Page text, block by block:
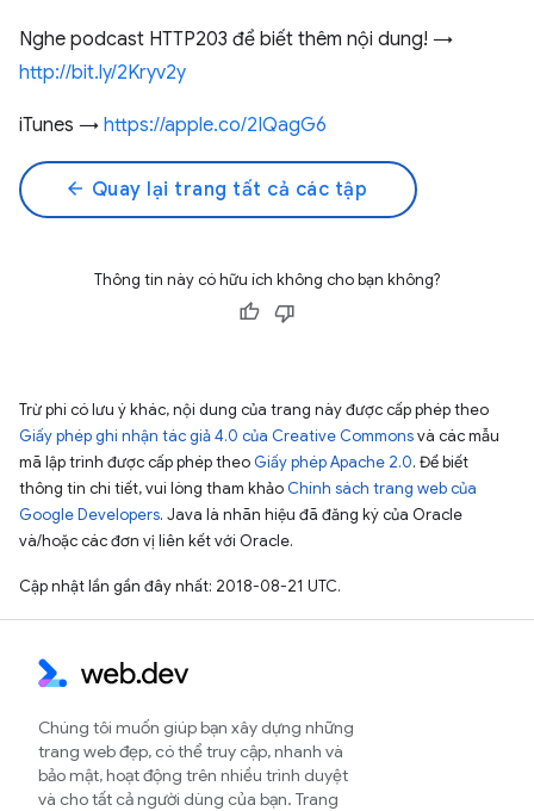
Nghe podcast HTTP203 để biết thêm nội dung! →
http://bit.ly/2Kryv2y
iTunes → https://apple.co/2IQagG6
arrow_back Quay lại trang tất cả các tập
Thông tin này có hữu ích không cho bạn không?
Trừ phi có lưu ý khác, nội dung của trang này được cấp phép theo
Giấy phép ghi nhận tác giả 4.0 của Creative Commonsvà các mẫu
mã lập trình được cấp phép theo Giấy phép Apache 2.0. Để biết
thông tin chi tiết, vui lòng tham khảo Chính sách trang web của
Google Developers. Java là nhãn hiệu đã đăng ký của Oracle
và/hoặc các đơn vị liên kết với Oracle.
Cập nhật lần gần đây nhất: 2018-08-21 UTC.
Chúng tôi muốn giúp bạn xây dựng những
trang web đẹp, có thể truy cập, nhanh và
bảo mật, hoạt động trên nhiều trình duyệt
và cho tất cả người dùng của bạn. Trang